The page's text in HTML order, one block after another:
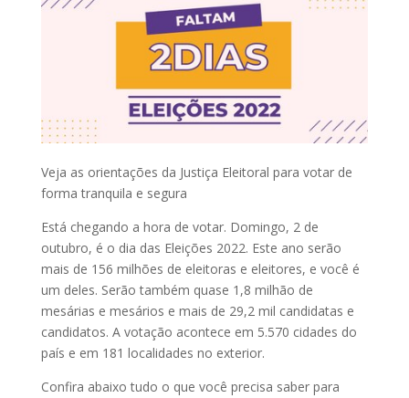
Veja as orientações da Justiça Eleitoral para votar de
forma tranquila e segura
Está chegando a hora de votar. Domingo, 2 de
outubro, é o dia das Eleições 2022. Este ano serão
mais de 156 milhões de eleitoras e eleitores, e você é
um deles. Serão também quase 1,8 milhão de
mesárias e mesários e mais de 29,2 mil candidatas e
candidatos. A votação acontece em 5.570 cidades do
país e em 181 localidades no exterior.
Confira abaixo tudo o que você precisa saber para